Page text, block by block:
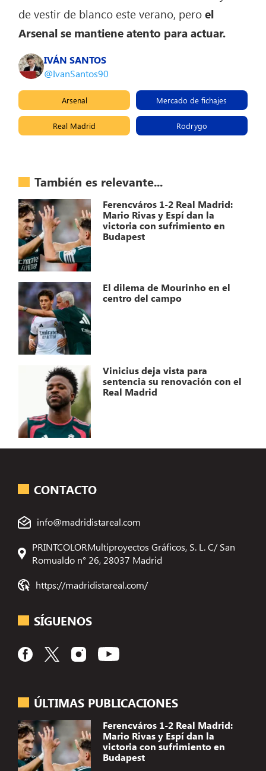
de vestir de blanco este verano, peroel
Arsenal se mantiene atento para actuar.
IVÁN SANTOS
@IvanSantos90
Arsenal Mercado de fichajes
Real Madrid Rodrygo
También es relevante...
Ferencváros 1-2 Real Madrid:
Mario Rivas y Espí dan la
victoria con sufrimiento en
Budapest
El dilema de Mourinho en el
centro del campo
Vinicius deja vista para
sentencia su renovación con el
Real Madrid
ÚLTIMAS PUBLICACIONES
Ferencváros 1-2 Real Madrid:
Mario Rivas y Espí dan la
victoria con sufrimiento en
Budapest
CONTACTO
info@madridistareal.com
PRINTCOLORMultiproyectos Gráficos, S. L. C/ San
Romualdo n° 26, 28037 Madrid
https://madridistareal.com/
SÍGUENOS